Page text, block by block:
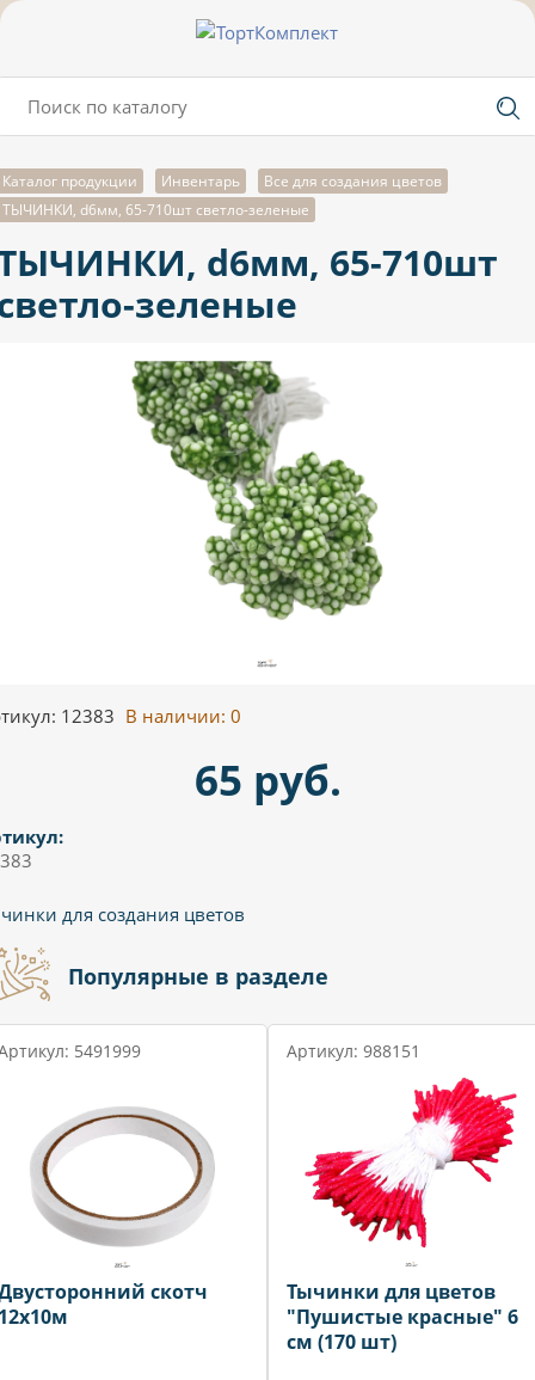
Каталог продукции Инвентарь
Все для создания цветов
ТЫЧИНКИ, d6мм, 65-710шт светло-зеленые
d6мм, 65-710шт
зеленые
12383 В наличии: 0
65 руб.
для создания цветов
Популярные в разделе
5491999
скотч
Артикул: 988151
Тычинки для цветов
"Пушистые красные" 6
см (170 шт)